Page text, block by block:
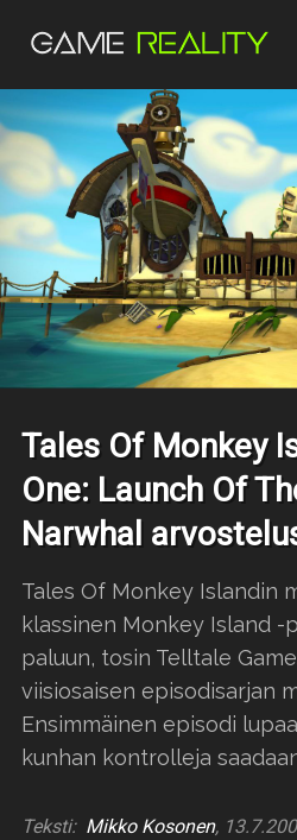
Tales Of Monkey
One: Launch Of
Narwhal
Tales Of Monkey Islandin
klassinen Monkey Island -
paluun, tosin Telltale
viisiosaisen episodisarjan
Ensimmäinen episodi
kunhan kontrolleja
Teksti: Mikko Kosonen,